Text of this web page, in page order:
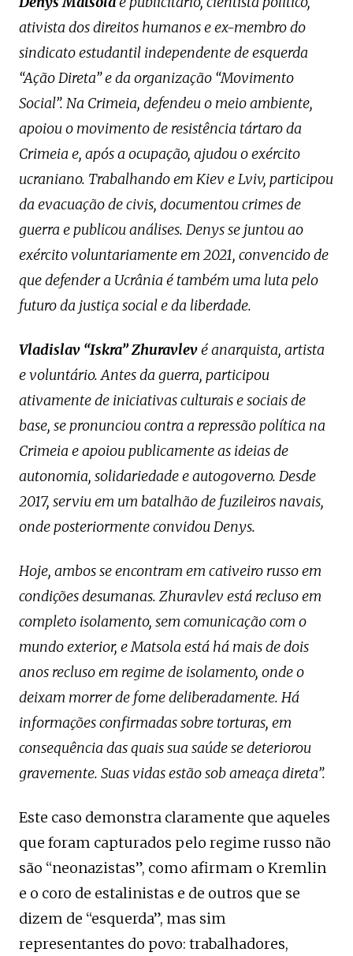
ativista dos direitos humanos e ex-membro do
sindicato estudantil independente de esquerda
“Ação Direta” e da organização “Movimento
Social”. Na Crimeia, defendeu o meio ambiente,
apoiou o movimento de resistência tártaro da
Crimeia e, após a ocupação, ajudou o exército
ucraniano. Trabalhando em Kiev e Lviv, participou
da evacuação de civis, documentou crimes de
guerra e publicou análises. Denys se juntou ao
exército voluntariamente em 2021, convencido de
que defender a Ucrânia é também uma luta pelo
futuro da justiça social e da liberdade.
Vladislav “Iskra” Zhuravlevé anarquista, artista
e voluntário. Antes da guerra, participou
ativamente de iniciativas culturais e sociais de
base, se pronunciou contra a repressão política na
Crimeia e apoiou publicamente as ideias de
autonomia, solidariedade e autogoverno. Desde
2017, serviu em um batalhão de fuzileiros navais,
onde posteriormente convidou Denys.
Hoje, ambos se encontram em cativeiro russo em
condições desumanas. Zhuravlev está recluso em
completo isolamento, sem comunicação com o
mundo exterior, e Matsola está há mais de dois
anos recluso em regime de isolamento, onde o
deixam morrer de fome deliberadamente. Há
informações confirmadas sobre torturas, em
consequência das quais sua saúde se deteriorou
gravemente. Suas vidas estão sob ameaça direta”.
Este caso demonstra claramente que aqueles
que foram capturados pelo regime russo não
são “neonazistas”, como afirmam o Kremlin
e o coro de estalinistas e de outros que se
dizem de “esquerda”, mas sim
representantes do povo: trabalhadores,